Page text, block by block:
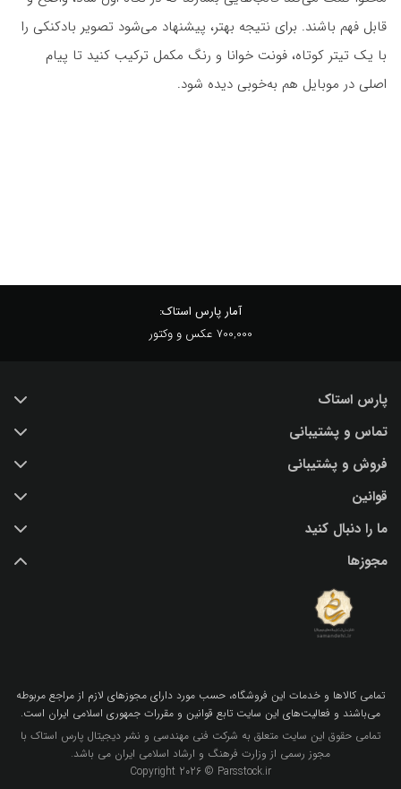
قابل فهم باشند. برای نتیجه بهتر، پیشنهاد می‌شود تصویر بادکنکی را
با یک تیتر کوتاه، فونت خوانا و رنگ مکمل ترکیب کنید تا پیام
اصلی در موبایل هم به‌خوبی دیده شود.
آمار پارس استاک:
700,000 عکس و وکتور
پارس استاک
خرید عکس با کیفیت
درباره ما
پرسش و پاسخ
اشتراک / تمدید
بلاگ پارس استاک
نکات و ترفندهای طراحی گرافیکی
تماس و پشتیبانی
تماس با ما
فروش و پشتیبانی
(IR) 021 28428845
support@parsstock.ir
قوانین
شرایط استفاده از وب سایت
سیاست حفظ حریم شخصی کاربران
ما را دنبال کنید
مجوزها
تمامي كالاها و خدمات اين فروشگاه، حسب مورد داراي مجوزهاي لازم از مراجع مربوطه
مي‌باشند و فعاليت‌هاي اين سايت تابع قوانين و مقررات جمهوري اسلامي ايران است.
تمامی حقوق این سایت متعلق به شرکت فنی مهندسی و نشر دیجیتال پارس استاک با
مجوز رسمی از وزارت فرهنگ و ارشاد اسلامی ایران می باشد.
Copyright 2026 © Parsstock.ir